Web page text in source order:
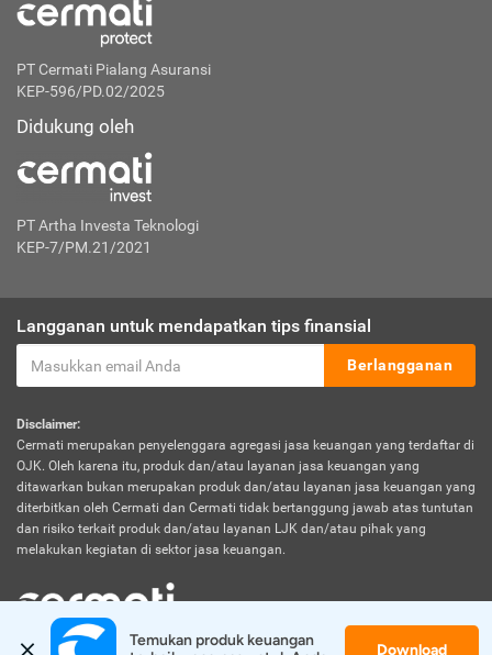
PT Cermati Pialang Asuransi
KEP-596/PD.02/2025
Didukung oleh
PT Artha Investa Teknologi
KEP-7/PM.21/2021
Langganan untuk mendapatkan tips finansial
Berlangganan
Disclaimer:
Cermati merupakan penyelenggara agregasi jasa keuangan yang terdaftar di
OJK. Oleh karena itu, produk dan/atau layanan jasa keuangan yang
ditawarkan bukan merupakan produk dan/atau layanan jasa keuangan yang
diterbitkan oleh Cermati dan Cermati tidak bertanggung jawab atas tuntutan
dan risiko terkait produk dan/atau layanan LJK dan/atau pihak yang
melakukan kegiatan di sektor jasa keuangan.
© 2026 Cermati. All Rights Reserved.
Temukan produk keuangan
Download